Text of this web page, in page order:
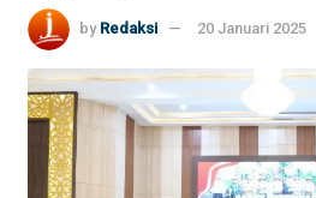
by Redaksi 20 Januari 2025